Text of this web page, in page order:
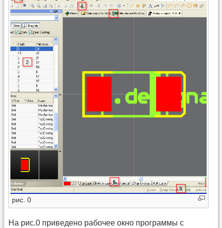
рис. 0
На рис.0 приведено рабочее окно программы с